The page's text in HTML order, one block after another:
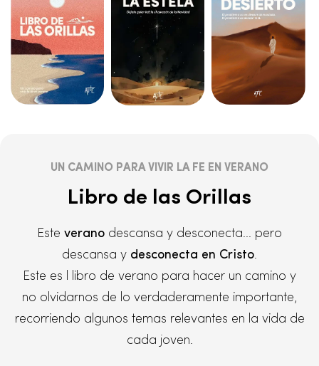
UN CAMINO PARA VIVIR LA FE EN VERANO
Libro de las Orillas
Este verano descansa y desconecta... pero
descansa y desconecta en Cristo.
Este es l libro de verano para hacer un camino y
no olvidarnos de lo verdaderamente importante,
recorriendo algunos temas relevantes en la vida de
cada joven.